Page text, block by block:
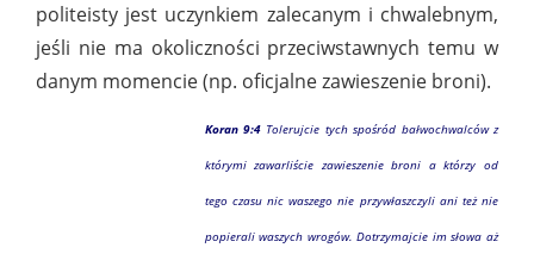
politeisty jest uczynkiem zalecanym i chwalebnym,
jeśli nie ma okoliczności przeciwstawnych temu w
danym momencie (np. oficjalne zawieszenie broni).
Koran 9:4 Tolerujcie tych spośród bałwochwalców z
którymi zawarliście zawieszenie broni a którzy od
tego czasu nic waszego nie przywłaszczyli ani też nie
popierali waszych wrogów. Dotrzymajcie im słowa aż